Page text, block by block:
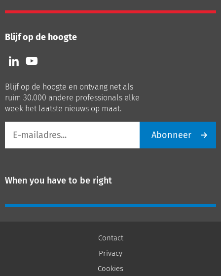
Blijf op de hoogte
Volg
ons
LinkedIn
Volg
ons
Youtube
Blijf op de hoogte en ontvang net als
ruim 30.000 andere professionals elke
week het laatste nieuws op maat.
mailadres
Abonneer
When you have to be right
Contact
Privacy
Cookies